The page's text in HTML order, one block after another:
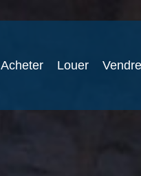
Acheter Louer Vendre